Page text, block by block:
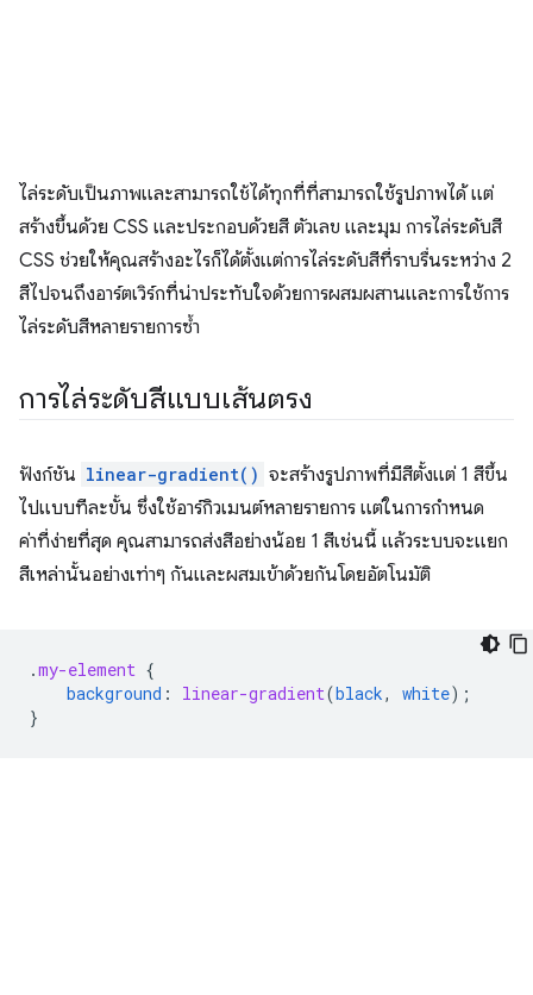
ไล่ระดับเป็นภาพและสามารถใช้ได้ทุกที่ที่สามารถใช้รูปภาพได้ แต่
สร้างขึ้นด้วย CSS และประกอบด้วยสี ตัวเลข และมุม การไล่ระดับสี
CSS ช่วยให้คุณสร้างอะไรก็ได้ตั้งแต่การไล่ระดับสีที่ราบรื่นระหว่าง 2
สีไปจนถึงอาร์ตเวิร์กที่น่าประทับใจด้วยการผสมผสานและการใช้การ
ไล่ระดับสีหลายรายการซ้ำ
การไล่ระดับสีแบบเส้นตรง
ฟังก์ชัน linear-gradient() จะสร้างรูปภาพที่มีสีตั้งแต่ 1 สีขึ้น
ไปแบบทีละขั้น ซึ่งใช้อาร์กิวเมนต์หลายรายการ แต่ในการกําหนด
ค่าที่ง่ายที่สุด คุณสามารถส่งสีอย่างน้อย 1 สีเช่นนี้ แล้วระบบจะแยก
สีเหล่านั้นอย่างเท่าๆ กันและผสมเข้าด้วยกันโดยอัตโนมัติ
.my-element {
background : linear-gradient(black, white);
}